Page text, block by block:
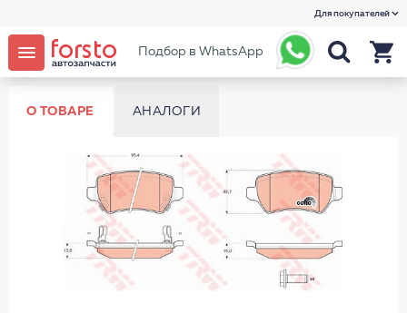
Для покупателей
Подбор в WhatsApp
О ТОВАРЕ АНАЛОГИ